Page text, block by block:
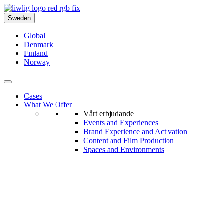
Sweden
Global
Denmark
Finland
Norway
Cases
What We Offer
Vårt erbjudande
Events and Experiences
Brand Experience and Activation
Content and Film Production
Spaces and Environments